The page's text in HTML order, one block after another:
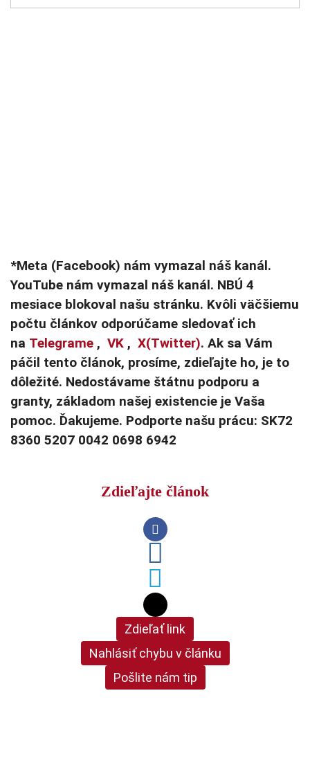
*Meta (Facebook) nám vymazal náš kanál.
YouTube nám vymazal náš kanál. NBÚ 4
mesiace blokoval našu stránku. Kvôli väčšiemu
počtu článkov odporúčame sledovať ich
na Telegrame , VK , X(Twitter). Ak sa Vám
páčil tento článok, prosíme, zdieľajte ho, je to
dôležité. Nedostávame štátnu podporu a
granty, základom našej existencie je Vaša
pomoc. Ďakujeme. Podporte našu prácu: SK72
8360 5207 0042 0698 6942
Zdieľajte článok
Zdieľať link
Nahlásiť chybu v článku
Pošlite nám tip